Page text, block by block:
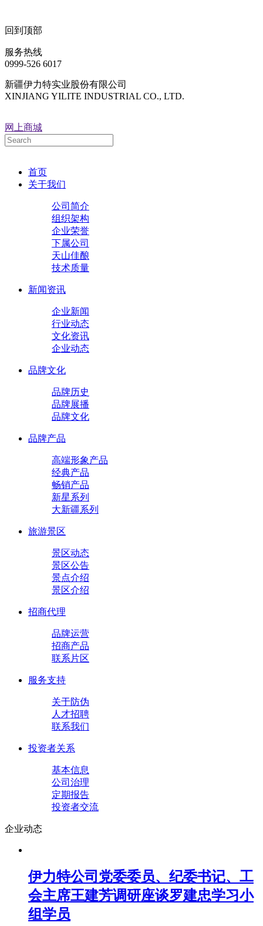
回到顶部
服务热线
0999-526 6017
新疆伊力特实业股份有限公司
XINJIANG YILITE INDUSTRIAL CO., LTD.
网上商城
首页
关于我们
公司简介
组织架构
企业荣誉
下属公司
天山佳酿
技术质量
新闻资讯
企业新闻
行业动态
文化资讯
企业动态
品牌文化
品牌历史
品牌展播
品牌文化
品牌产品
高端形象产品
经典产品
畅销产品
新星系列
大新疆系列
旅游景区
景区动态
景区公告
景点介绍
景区介绍
招商代理
品牌运营
招商产品
联系片区
服务支持
关于防伪
人才招聘
联系我们
投资者关系
基本信息
公司治理
定期报告
投资者交流
企业动态
伊力特公司党委委员、纪委书记、工
会主席王建芳调研座谈罗建忠学习小
组学员